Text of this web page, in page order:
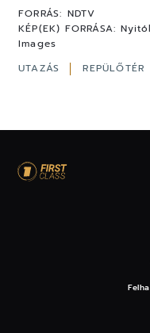
FORRÁS: NDTV
KÉP(EK) FORRÁSA:
Images
UTAZÁS
REPÜLŐTÉR